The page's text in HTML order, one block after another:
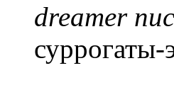
dreamer
суррогаты-